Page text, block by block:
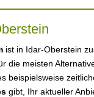
ist in Idar-Oberstein
die meisten
beispielsweise
gibt, Ihr aktueller